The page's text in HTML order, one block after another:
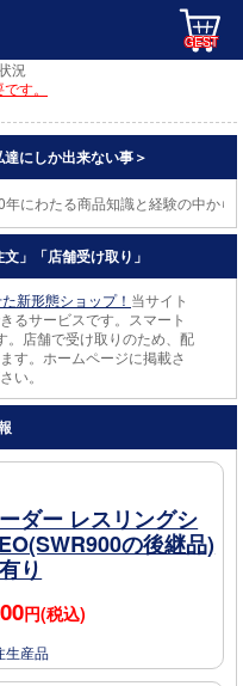
GEST
況
す。
にしか出来ない事＞
わたる商品知識と経験の中から
」「店舗受け取り」
新形態ショップ！ 当サイト
るサービスです。スマート
。店舗で受け取りのため、配
す。ホームページに掲載さ
い。
ダー レスリングシ
の後継品)
り
円(税込)
生産品